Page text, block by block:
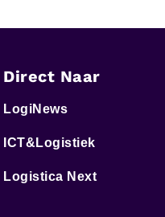
Direct Naar
LogiNews
ICT&Logistiek
Logistica Next